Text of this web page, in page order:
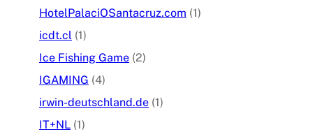
HotelPalaciOSantacruz.com (1)
icdt.cl (1)
Ice Fishing Game (2)
IGAMING (4)
irwin-deutschland.de (1)
IT+NL (1)